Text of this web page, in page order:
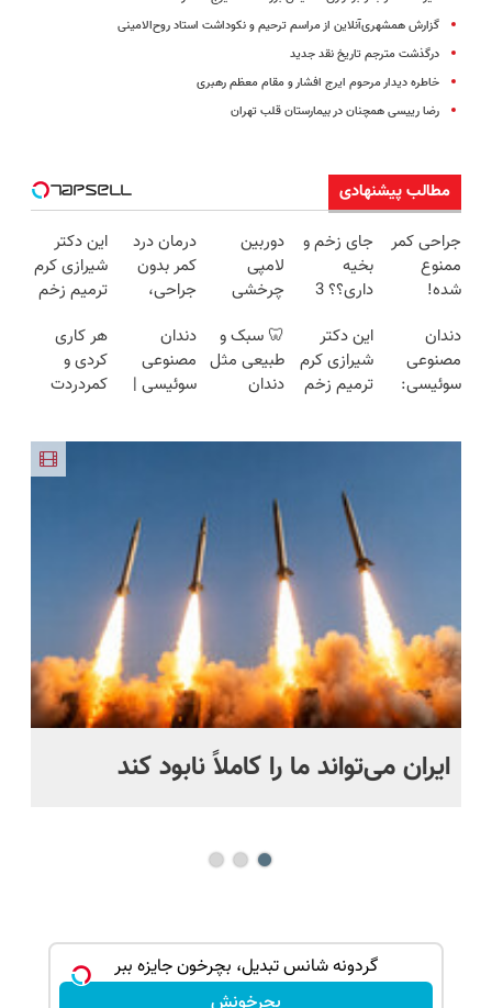
گزارش همشهری‌آنلاین از مراسم ترحیم و نکوداشت استاد روح‌الامینی
درگذشت مترجم تاریخ نقد جدید
خاطره دیدار مرحوم ایرج افشار و مقام معظم رهبری
رضا رییسی همچنان در بیمارستان قلب تهران
مطالب پیشنهادی
جراحی کمر
ممنوع
شده!
کمرت رو در
منزل درمان
کنی؟
جای زخم و
بخیه
داری؟؟ 3
محوش کن!
دوربین
لامپی
چرخشی
فقط امروز
حراج شد🔥
پرداخت
درمان درد
کمر بدون
جراحی،
پرسش‌نامه
رو پر کن ▶
این دکتر
شیرازی کرم
ترمیم زخم
ساخت!!!
دندان
مصنوعی
سوئیسی:
این دکتر
شیرازی کرم
ترمیم زخم
🦷 سبک و
طبیعی مثل
دندان
📍 تهران
دندان
مصنوعی
سوئیسی |
اقساطی😍
هر کاری
کردی و
کمردردت
پرسشنامه و
دریافت راه
ایران می‌تواند ما را کاملاً نابود کند
گردونه شانس تبدیل، بچرخون جایزه ببر